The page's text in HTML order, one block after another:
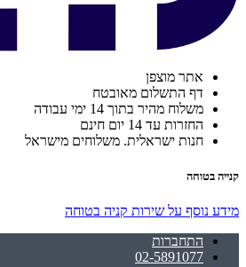
אתר מוצפן
דף התשלום מאובטח
משלוח מהיר בתוך 14 ימי עבודה
החזרות עד 14 יום חינם
חנות ישראלית. משלוחים מישראל
קנייה בטוחה
מידע נוסף על שירות קניה בטוחה
התחברות
02-5891077